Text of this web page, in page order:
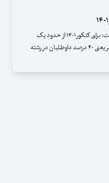
معاون وزیر علوم، تحقیقات و فناوری گفت: برای کنکور ۱۴۰۱ از حدود یک
میلیون و ۱۴۵ هزار داوطلب، ۵۷۴ هزار نفر یعنی ۴۰ درصد داوطلبان در رشته